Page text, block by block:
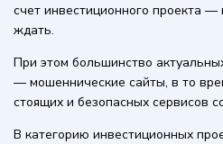
счет инвестиционного проекта —
ждать.
При этом большинство
— мошеннические сайты, в то
стоящих и безопасных сервисов
В категорию инвестиционных